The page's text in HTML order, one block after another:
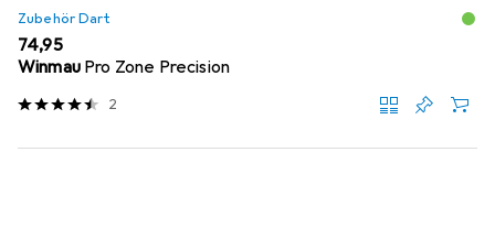
Zubehör Dart
EUR
74,95
Winmau Pro Zone Precision
2